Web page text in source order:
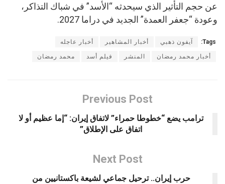
عن حجم التأثير الذي سيحدثه “الأسد” في شباك التذاكر،
وعودة “جعفر العمدة” الجديد في دراما 2027.
Tags: آيفون ذهبي أخبار المشاهير أخبار عاجله
أخبار محمد رمضان المنشر فيلم أسد محمد رمضان
Previous Post
ترامب يضع “خطوطا حمراء” لاتفاق إيران: “إما عظيم أو لا
اتفاق على الإطلاق”
Next Post
حرب إيران.. ترحيل جماعي لشيعة باكستانيين من